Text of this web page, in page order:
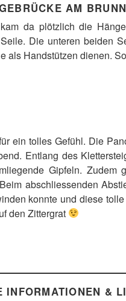
AM
da plötzlich die
Die unteren beiden
als Handstützen dienen.
ein tolles Gefühl. Die
Entlang des
Gipfeln.
abschliessenden
konnte und diese
den Zittergrat
INFORMATIONEN &